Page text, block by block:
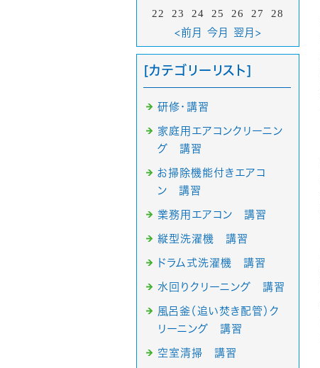
22
23 24 25 26 27 28
<前月 今月 翌月>
[カテゴリーリスト]
研修・講習
家庭用エアコンクリーニン
グ 講習
お掃除機能付きエアコ
ン 講習
業務用エアコン 講習
縦型洗濯機 講習
ドラム式洗濯機 講習
水回りクリーニング 講習
風呂釜（追い焚き配管）ク
リーニング 講習
空室清掃 講習